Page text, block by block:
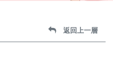
返回上一層